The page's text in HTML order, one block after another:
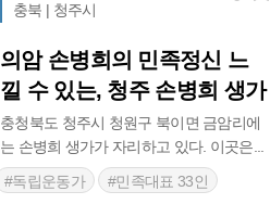
충북 | 청주시
의암 손병희의 민족정신 느
낄 수 있는, 청주 손병희 생가
충청북도 청주시 청원구 북이면 금암리에
는 손병희 생가가 자리하고 있다. 이곳은
#독립운동가
#민족대표 33인